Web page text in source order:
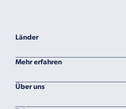
Länder
Mehr erfahren
Über uns